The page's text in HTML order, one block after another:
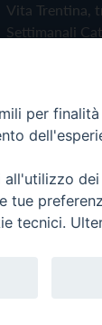
Vita Trentina,
Settimanali
Privacy Policy
per
tue
tecnici.